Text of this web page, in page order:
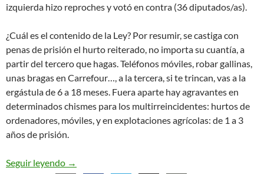
izquierda hizo reproches y votó en contra (36 diputados/as).
¿Cuál es el contenido de la Ley? Por resumir, se castiga con
penas de prisión el hurto reiterado, no importa su cuantía, a
partir del tercero que hagas. Teléfonos móviles, robar gallinas,
unas bragas en Carrefour…, a la tercera, si te trincan, vas a la
ergástula de 6 a 18 meses. Fuera aparte hay agravantes en
determinados chismes para los multirreincidentes: hurtos de
ordenadores, móviles, y en explotaciones agrícolas: de 1 a 3
años de prisión.
Seguir leyendo La multirreincidencia
→